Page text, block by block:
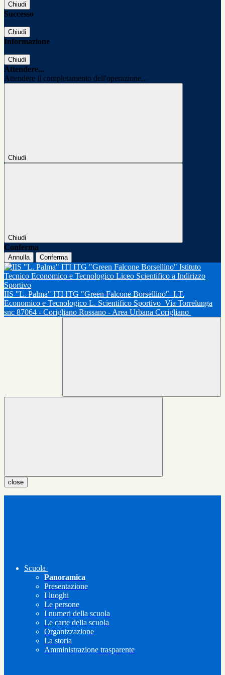
Chiudi
Successo
Chiudi
Informazione
Chiudi
Attendere...
Attendere il completamento dell'operazione...
Chiudi
Chiudi
Conferma
Annulla Conferma
IIS "L. Palma" ITI ITG "Green Falcone Borsellino" I.T.
Economico e Tecnologico L. Scientifico Sportivo Via Torrelunga
snc 87064 - Corigliano Rossano - Area Urbana Corigliano
close
Scuola
Panoramica
Presentazione
I luoghi
Le persone
I numeri della scuola
Le carte della scuola
Organizzazione
La storia
Amministrazione trasparente